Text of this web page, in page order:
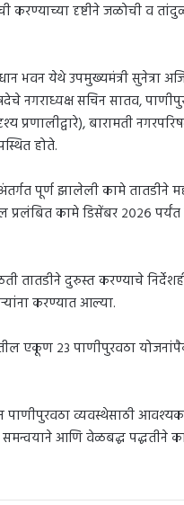
दृष्टीने जळोची व
भवन येथे उपमुख्यमंत्री
नगराध्यक्ष सचिन सातव,
बारामती
होते.
पूर्ण झालेली कामे तातडीने
प्रलंबित कामे डिसेंबर २०२६
दुरुस्त करण्याचे
करण्यात आल्या.
२३ पाणीपुरवठा योजनांपैकी
पाणीपुरवठा व्यवस्थेसाठी
आणि वेळबद्ध पद्धतीने